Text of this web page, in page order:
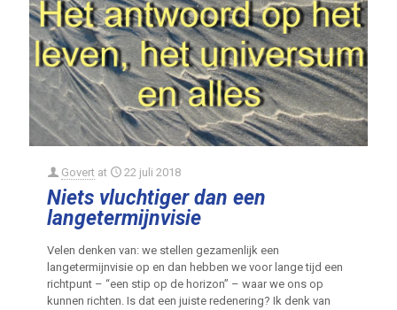
Govert at 22 juli 2018
Niets vluchtiger dan een
langetermijnvisie
Velen denken van: we stellen gezamenlijk een
langetermijnvisie op en dan hebben we voor lange tijd een
richtpunt – “een stip op de horizon” – waar we ons op
kunnen richten. Is dat een juiste redenering? Ik denk van